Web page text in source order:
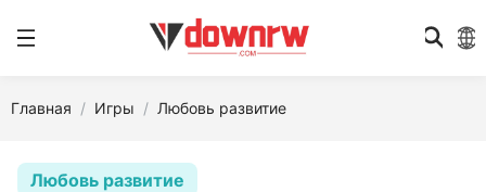
Главная Игры Любовь развитие
Любовь развитие